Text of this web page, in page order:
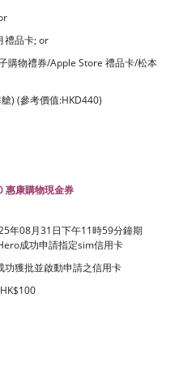
禮品卡; or
購物禮券/Apple Store 禮品卡/松本
) (參考價值:HKD440)
惠康購物現金券
年08月31日下午11時59分鐘期
成功申請指定sim信用卡
獲批並啟動申請之信用卡